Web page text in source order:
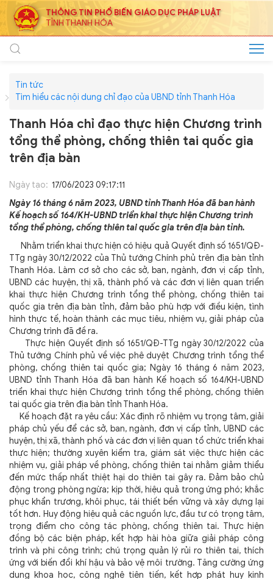
THÔNG TIN PHỔ BIẾN GIÁO DỤC PHÁP LUẬT
TỈNH THANH HÓA
Tin tức
Tìm hiểu các nội dung chỉ đạo của UBND tỉnh Thanh Hóa
Thanh Hóa chỉ đạo thực hiện Chương trình
tổng thể phòng, chống thiên tai quốc gia
trên địa bàn
Ngày tạo: 17/06/2023 09:17:11
Ngày 16 tháng 6 năm 2023, UBND tỉnh Thanh Hóa đã ban hành
Kế hoạch số 164/KH-UBND triển khai thực hiện Chương trình
tổng thể phòng, chống thiên tai quốc gia trên địa bàn tỉnh.
Nhằm triển khai thực hiện có hiệu quả Quyết định số 1651/QĐ-
TTg ngày 30/12/2022 của Thủ tướng Chính phủ trên địa bàn tỉnh
Thanh Hóa. Làm cơ sở cho các sở, ban, ngành, đơn vị cấp tỉnh,
UBND các huyện, thị xã, thành phố và các đơn vị liên quan triển
khai thực hiện Chương trình tổng thể phòng, chống thiên tai
quốc gia trên địa bàn tỉnh, đảm bảo phù hợp với điều kiện, tình
hình thực tế, hoàn thành các mục tiêu, nhiệm vụ, giải pháp của
Chương trình đã đề ra.
Thực hiện Quyết định số 1651/QĐ-TTg ngày 30/12/2022 của
Thủ tướng Chính phủ về việc phê duyệt Chương trình tổng thể
phòng, chống thiên tai quốc gia; Ngày 16 tháng 6 năm 2023,
UBND tỉnh Thanh Hóa đã ban hành Kế hoạch số 164/KH-UBND
triển khai thực hiện Chương trình tổng thể phòng, chống thiên
tai quốc gia trên địa bàn tỉnh Thanh Hóa.
Kế hoạch đặt ra yêu cầu: Xác định rõ nhiệm vụ trọng tâm, giải
pháp chủ yếu để các sở, ban, ngành, đơn vị cấp tỉnh, UBND các
huyện, thị xã, thành phố và các đơn vị liên quan tổ chức triển khai
thực hiện; thường xuyên kiểm tra, giám sát việc thực hiện các
nhiệm vụ, giải pháp về phòng, chống thiên tai nhằm giảm thiểu
đến mức thấp nhất thiệt hại do thiên tai gây ra. Đảm bảo chủ
động trong phòng ngừa; kịp thời, hiệu quả trong ứng phó; khắc
phục khẩn trương, khôi phục, tái thiết bền vững và xây dựng lại
tốt hơn. Huy động hiệu quả các nguồn lực, đầu tư có trọng tâm,
trọng điểm cho công tác phòng, chống thiên tai. Thực hiện
đồng bộ các biện pháp, kết hợp hài hòa giữa giải pháp công
trình và phi công trình; chú trọng quản lý rủi ro thiên tai, thích
ứng với biến đổi khí hậu và bảo vệ môi trường. Tăng cường ứng
dụng khoa học, công nghệ tiên tiến, kết hợp phát huy kinh